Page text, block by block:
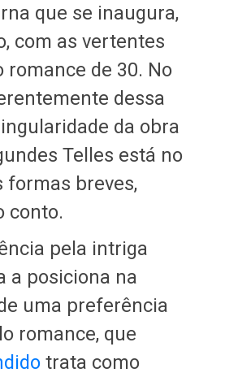
que se inaugura,
com as vertentes
romance de 30. No
dessa
da obra
Telles está no
formas breves,
conto.
pela intriga
a posiciona na
uma preferência
romance, que
trata como